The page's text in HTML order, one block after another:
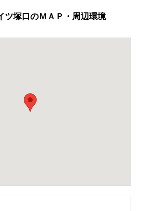
ツ塚口のＭＡＰ・周辺環境